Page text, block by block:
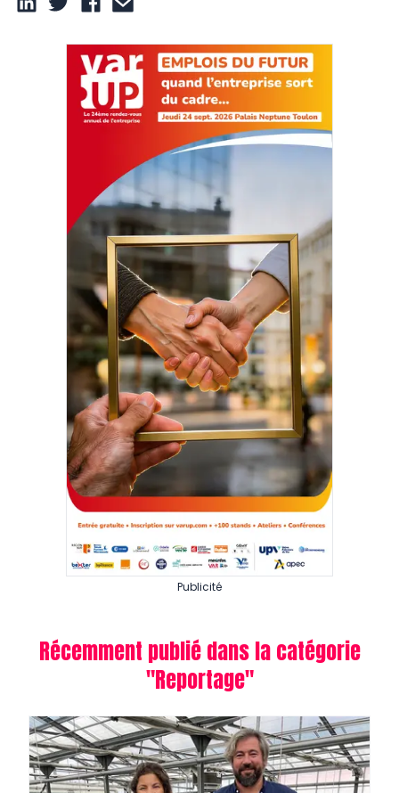
Publicité
Récemment publié dans la catégorie
"Reportage"